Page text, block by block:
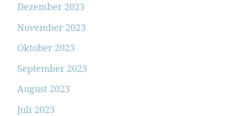
Dezember 2023
November 2023
Oktober 2023
September 2023
August 2023
Juli 2023